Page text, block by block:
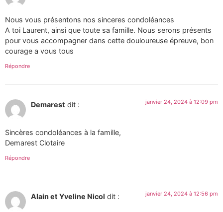
Nous vous présentons nos sinceres condoléances
A toi Laurent, ainsi que toute sa famille. Nous serons présents
pour vous accompagner dans cette douloureuse épreuve, bon
courage a vous tous
Répondre
Demarest dit : janvier 24, 2024 à 12:09 pm
Sincères condoléances à la famille,
Demarest Clotaire
Répondre
Alain et Yveline Nicol dit : janvier 24, 2024 à 12:56 pm